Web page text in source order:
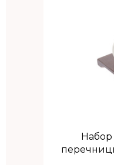
Набор